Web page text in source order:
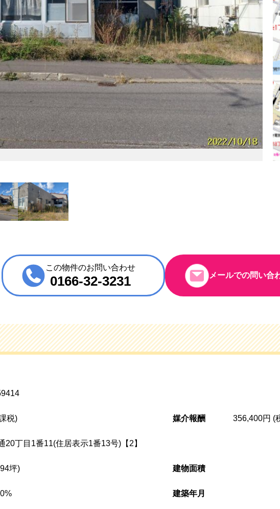
この物件のお問い合わせ
0166-32-3231 メールでの問い合
税) 媒介報酬 356,400円 (
20丁目1番11(住居表示1番13号)【2】
坪) 建物面積
建築年月